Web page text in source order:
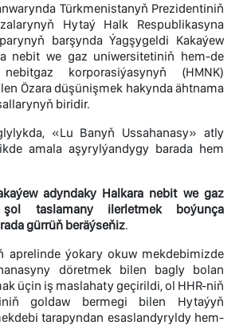
Türkmenistanyň Prezidentiniň
Hytaý Halk Respublikasyna
barşynda Ýagşygeldi Kakaýew
nebit we gaz uniwersitetiniň hem-de
korporasiýasynyň (HMNK)
Özara düşünişmek hakynda ähtnama
biridir.
«Lu Banyň Ussahanasy» atly
amala aşyrylýandygy barada hem
adyndaky Halkara nebit we gaz
şol taslamany ilerletmek boýunça
gürrüň beräýseňiz.
ýokary okuw mekdebimizde
döretmek bilen bagly bolan
üçin iş maslahaty geçirildi, ol HHR-niň
goldaw bermegi bilen Hytaýyň
tarapyndan esaslandyryldy hem-